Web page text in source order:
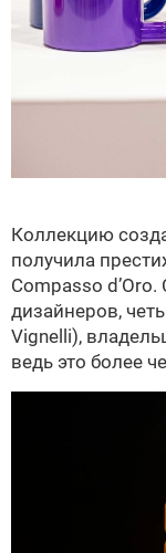
Коллекцию
получила
Compasso
дизайнеров,
Vignelli),
ведь это более